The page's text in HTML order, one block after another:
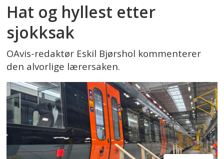
Hat og hyllest etter
sjokksak
OAvis-redaktør Eskil Bjørshol kommenterer
den alvorlige lærersaken.